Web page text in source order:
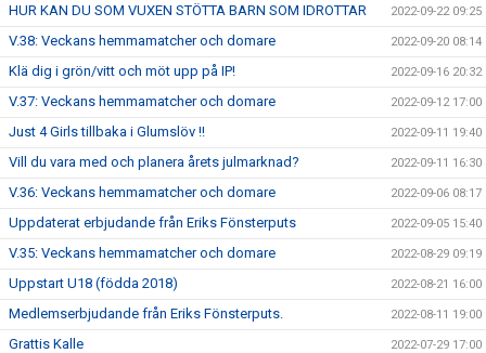
HUR KAN DU SOM VUXEN STÖTTA BARN SOM IDROTTAR 2022-09-22 09:25
V.38: Veckans hemmamatcher och domare 2022-09-20 08:14
Klä dig i grön/vitt och möt upp på IP! 2022-09-16 20:32
V.37: Veckans hemmamatcher och domare 2022-09-12 17:00
Just 4 Girls tillbaka i Glumslöv !! 2022-09-11 19:40
Vill du vara med och planera årets julmarknad? 2022-09-11 16:30
V.36: Veckans hemmamatcher och domare 2022-09-06 08:17
Uppdaterat erbjudande från Eriks Fönsterputs 2022-09-05 15:40
V.35: Veckans hemmamatcher och domare 2022-08-29 09:19
Uppstart U18 (födda 2018) 2022-08-21 16:00
Medlemserbjudande från Eriks Fönsterputs. 2022-08-11 19:00
Grattis Kalle 2022-07-29 17:00